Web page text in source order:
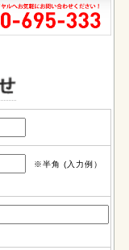
※半角 (入力例）